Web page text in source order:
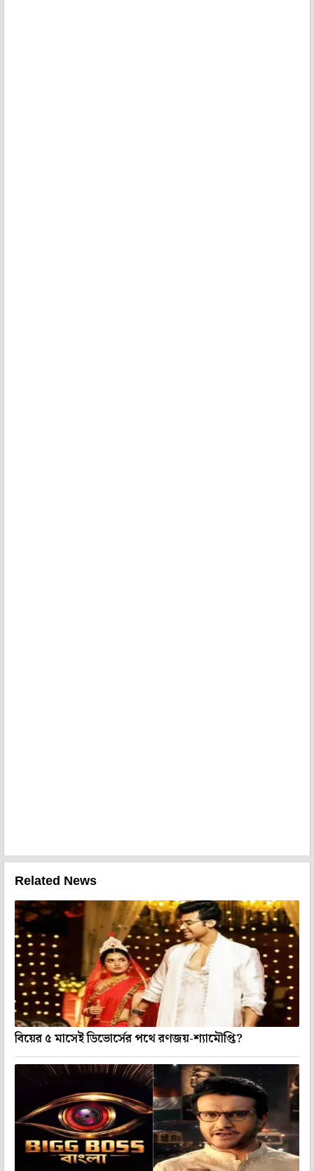
Related News
বিয়ের ৫ মাসেই ডিভোর্সের পথে রণজয়-শ্যামৌপ্তি?